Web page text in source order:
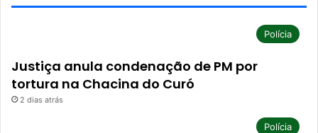
Polícia
Justiça anula condenação de PM por
tortura na Chacina do Curó
2 dias atrás
Polícia